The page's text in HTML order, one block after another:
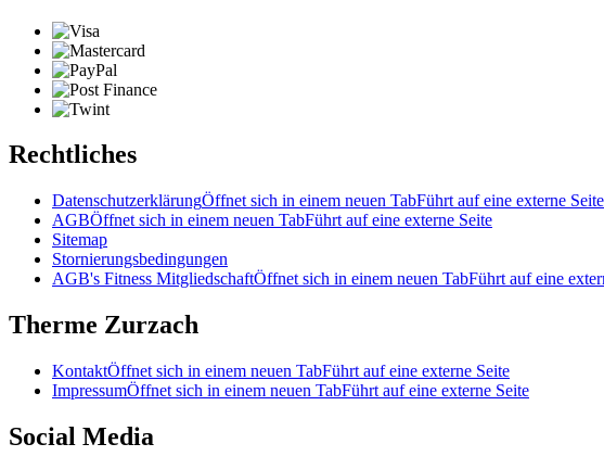
Rechtliches
DatenschutzerklärungÖffnet sich in einem neuen TabFührt auf eine externe Seite
AGBÖffnet sich in einem neuen TabFührt auf eine externe Seite
Sitemap
Stornierungsbedingungen
AGB's Fitness MitgliedschaftÖffnet sich in einem neuen TabFührt auf eine
Therme Zurzach
KontaktÖffnet sich in einem neuen TabFührt auf eine externe Seite
ImpressumÖffnet sich in einem neuen TabFührt auf eine externe Seite
Social Media